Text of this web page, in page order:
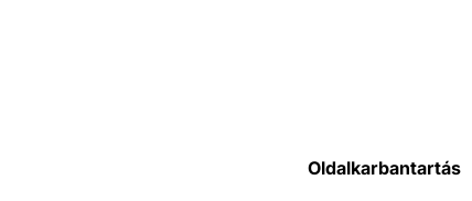
Oldalkarbantartás